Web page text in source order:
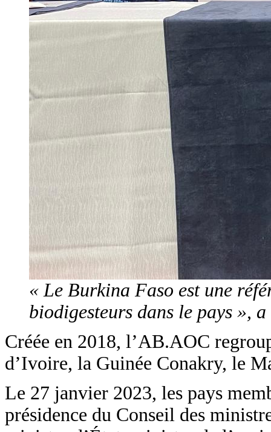
« Le Burkina Faso est une
biodigesteurs dans le pays »,
Créée en 2018, l’AB.AOC
d’Ivoire, la Guinée Conakry, le
Le 27 janvier 2023, les pays
présidence du Conseil des